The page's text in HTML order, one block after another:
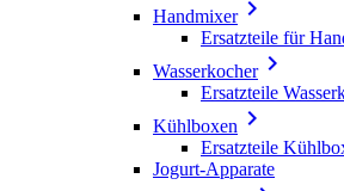
Handmixer
Ersatzteile für
Wasserkocher
Ersatzteile
Kühlboxen 
Ersatzteile
Jogurt-Apparate